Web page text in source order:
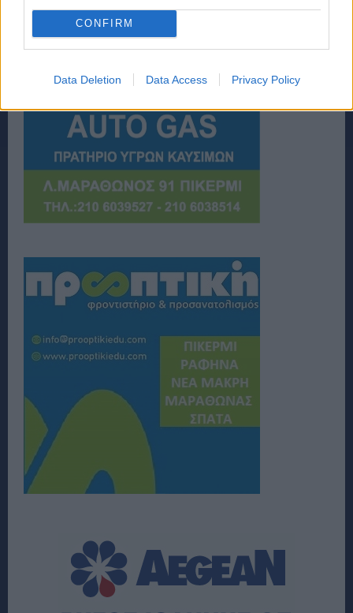
CONFIRM
Data Deletion Data Access Privacy Policy